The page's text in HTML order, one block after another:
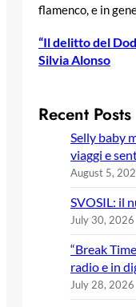
flamenco, e in
“Il delitto del
Silvia Alonso
Recent Posts
Selly baby
viaggi e
August 5,
SVOSIL: il
July 30, 2026
“Break
radio e in
July 28, 2026